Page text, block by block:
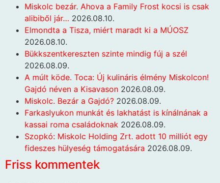
Miskolc bezár. Ahova a Family Frost kocsi is csak
alibiből jár… 2026.08.10.
Elmondta a Tisza, miért maradt ki a MÚOSZ
2026.08.10.
Bükkszentkereszten szinte mindig fúj a szél
2026.08.09.
A múlt köde. Toca: Új kulináris élmény Miskolcon!
Gajdó néven a Kisavason 2026.08.09.
Miskolc. Bezár a Gajdó? 2026.08.09.
Farkaslyukon munkát és lakhatást is kínálnának a
kassai roma családoknak 2026.08.09.
Szopkó: Miskolc Holding Zrt. adott 10 milliót egy
fideszes hülyeség támogatására 2026.08.09.
Friss kommentek